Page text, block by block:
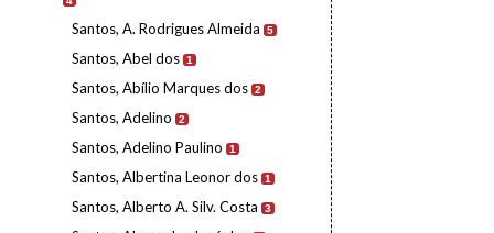
Santos, A. Rodrigues Almeida 5
Santos, Abel dos 1
Santos, Abílio Marques dos 2
Santos, Adelino 2
Santos, Adelino Paulino 1
Santos, Albertina Leonor dos 1
Santos, Alberto A. Silv. Costa 3